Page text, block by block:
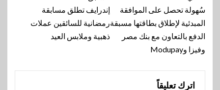
المقالة
إندرايف تطلق مسابقة
رمضانية للسائقين عملات
ذهبية وملابس العيد
سُهولة تحصل على الموافقة
المبدئية لإطلاق بطاقتها مسبقة
الدفع بالتعاون مع بنك مصر
وفيزا وModupay
اترك تعليقاً